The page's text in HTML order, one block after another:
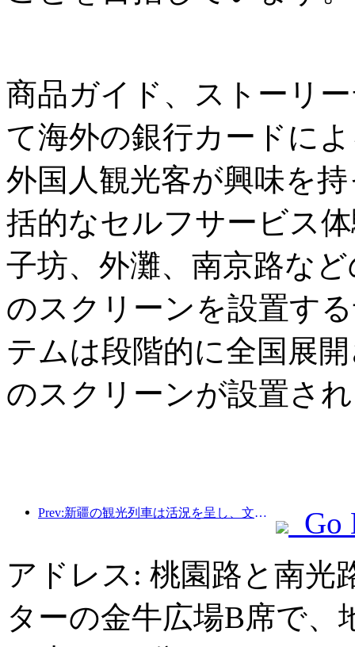
商品ガイド、ストーリ
て海外の銀行カードに
外国人観光客が興味を
括的なセルフサービス
子坊、外灘、南京路な
のスクリーンを設置す
テムは段階的に全国展
のスクリーンが設置さ
Prev:新疆の観光列車は活況を呈し、文化と観光経済を活性化させている。
Go
アドレス: 桃園路と南光
ターの金牛広場B席で、